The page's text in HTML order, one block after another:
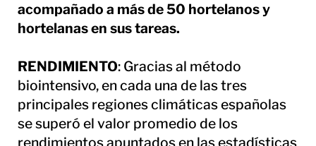
acompañado a más de 50 hortelanos y
hortelanas en sus tareas.
RENDIMIENTO: Gracias al método
biointensivo, en cada una de las tres
principales regiones climáticas españolas
se superó el valor promedio de los
rendimientos apuntados en las estadísticas